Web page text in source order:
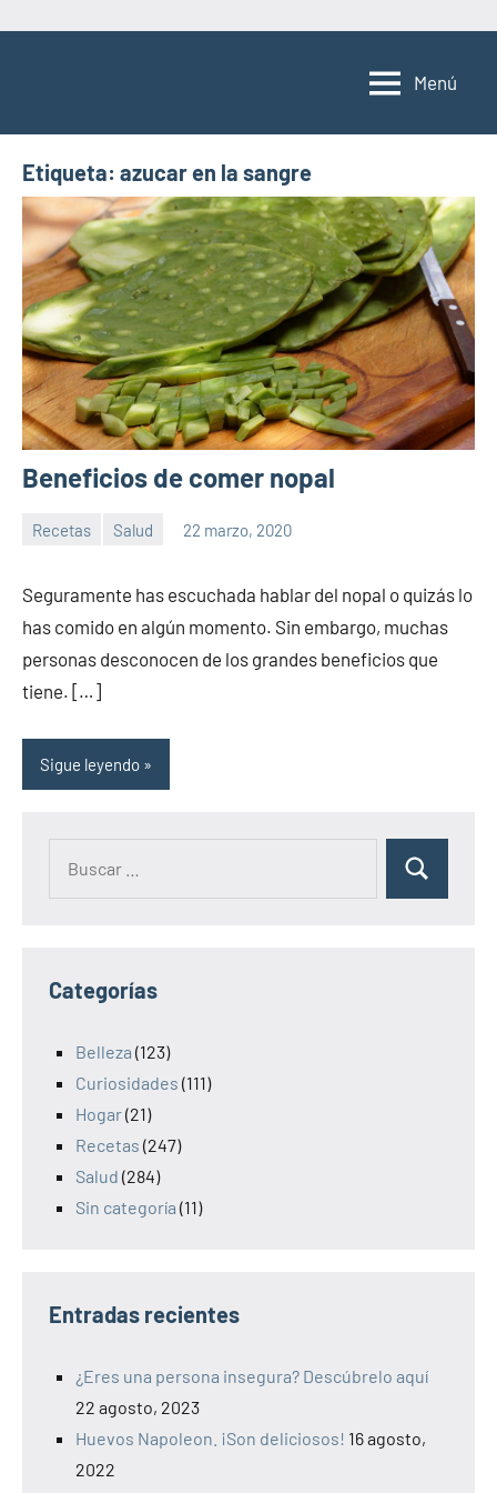
Menú
Etiqueta: azucar en la sangre
Beneficios de comer nopal
Recetas Salud 22 marzo, 2020
la
salud
comentarios
Seguramente has escuchada hablar del nopal o quizás lo
has comido en algún momento. Sin embargo, muchas
personas desconocen de los grandes beneficios que
tiene. […]
Sigue leyendo
Categorías
Belleza (123)
Curiosidades (111)
Hogar(21)
Recetas (247)
Salud (284)
Sin categoría (11)
Entradas recientes
¿Eres una persona insegura? Descúbrelo aquí
22 agosto, 2023
Huevos Napoleon. ¡Son deliciosos! 16 agosto,
2022